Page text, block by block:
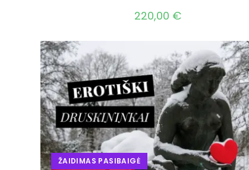
220,00 €
ŽAIDIMAS PASIBAIGĖ